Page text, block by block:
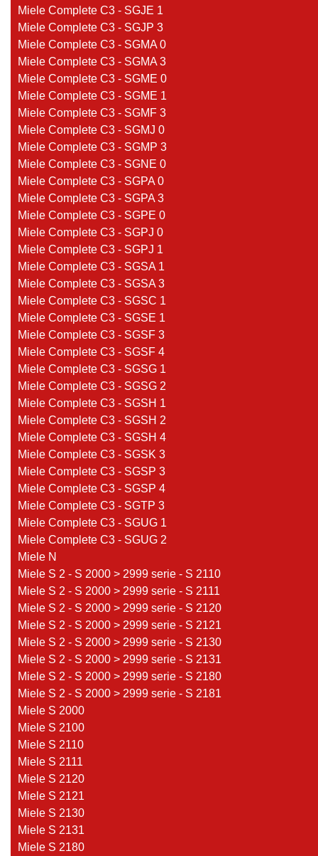
Miele Complete C3 - SGJE 1
Miele Complete C3 - SGJP 3
Miele Complete C3 - SGMA 0
Miele Complete C3 - SGMA 3
Miele Complete C3 - SGME 0
Miele Complete C3 - SGME 1
Miele Complete C3 - SGMF 3
Miele Complete C3 - SGMJ 0
Miele Complete C3 - SGMP 3
Miele Complete C3 - SGNE 0
Miele Complete C3 - SGPA 0
Miele Complete C3 - SGPA 3
Miele Complete C3 - SGPE 0
Miele Complete C3 - SGPJ 0
Miele Complete C3 - SGPJ 1
Miele Complete C3 - SGSA 1
Miele Complete C3 - SGSA 3
Miele Complete C3 - SGSC 1
Miele Complete C3 - SGSE 1
Miele Complete C3 - SGSF 3
Miele Complete C3 - SGSF 4
Miele Complete C3 - SGSG 1
Miele Complete C3 - SGSG 2
Miele Complete C3 - SGSH 1
Miele Complete C3 - SGSH 2
Miele Complete C3 - SGSH 4
Miele Complete C3 - SGSK 3
Miele Complete C3 - SGSP 3
Miele Complete C3 - SGSP 4
Miele Complete C3 - SGTP 3
Miele Complete C3 - SGUG 1
Miele Complete C3 - SGUG 2
Miele N
Miele S 2 - S 2000 > 2999 serie - S 2110
Miele S 2 - S 2000 > 2999 serie - S 2111
Miele S 2 - S 2000 > 2999 serie - S 2120
Miele S 2 - S 2000 > 2999 serie - S 2121
Miele S 2 - S 2000 > 2999 serie - S 2130
Miele S 2 - S 2000 > 2999 serie - S 2131
Miele S 2 - S 2000 > 2999 serie - S 2180
Miele S 2 - S 2000 > 2999 serie - S 2181
Miele S 2000
Miele S 2100
Miele S 2110
Miele S 2111
Miele S 2120
Miele S 2121
Miele S 2130
Miele S 2131
Miele S 2180